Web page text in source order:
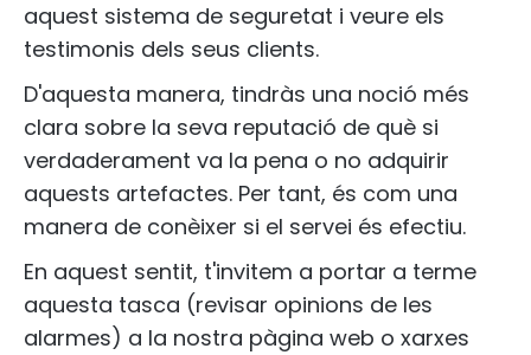
aquest sistema de seguretat i veure els
testimonis dels seus clients.
D'aquesta manera, tindràs una noció més
clara sobre la seva reputació de què si
verdaderament va la pena o no adquirir
aquests artefactes. Per tant, és com una
manera de conèixer si el servei és efectiu.
En aquest sentit, t'invitem a portar a terme
aquesta tasca (revisar opinions de les
alarmes) a la nostra pàgina web o xarxes